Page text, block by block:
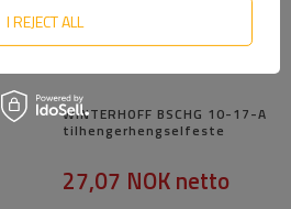
WINTERHOFF BSCHG 10-17-A
tilhengerhengselfeste
27,07 NOKnetto
I REJECT ALL